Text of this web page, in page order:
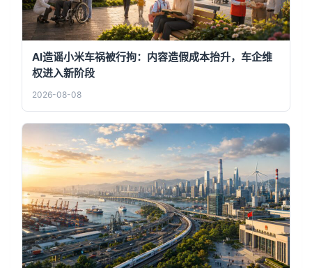
AI造谣小米车祸被行拘：内容造假成本抬升，车企维
权进入新阶段
2026-08-08